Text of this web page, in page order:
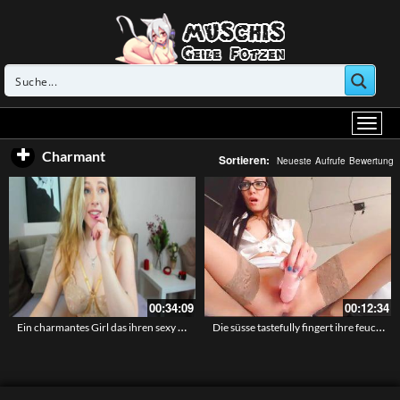
Charmant Sortieren: Neueste Aufrufe Bewertung
00:34:09
Ein charmantes Girl das ihren sexy verpackten Körper vor der Livecam zeigt
00:12:34
Die süsse tastefully fingert ihre feuchte Fotze